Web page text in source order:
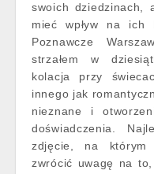
swoich dziedzinach,
mieć wpływ na ich
Poznawcze
strzałem w
kolacja przy
innego jak
nieznane i
doświadczenia.
zdjęcie, na
zwrócić uwagę na